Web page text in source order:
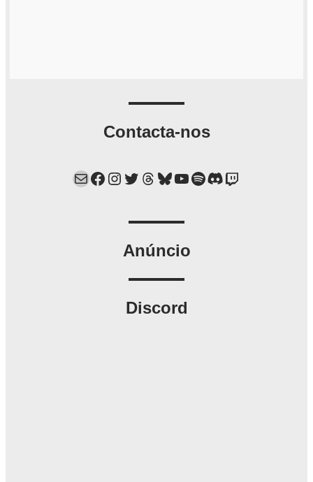
Contacta-nos
Mail Facebook Instagram Twitter Threads Bluesky YouTube Spotify Discord Twitch
Anúncio
Discord